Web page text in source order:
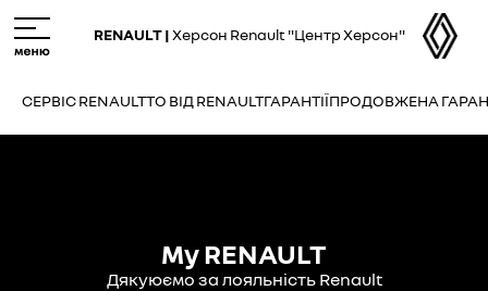
to
main
RENAULT |Херсон Renault "Центр Херсон"
СЕРВІС RENAULTТО ВІД RENAULTГАРАНТІЇПРОДОВЖЕНА
My RENAULT
Дякуюємо за лояльність Renault